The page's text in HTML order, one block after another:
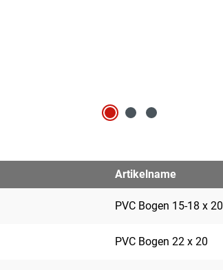
Artikelname
PVC Bogen 15-18 x 20
PVC Bogen 22 x 20